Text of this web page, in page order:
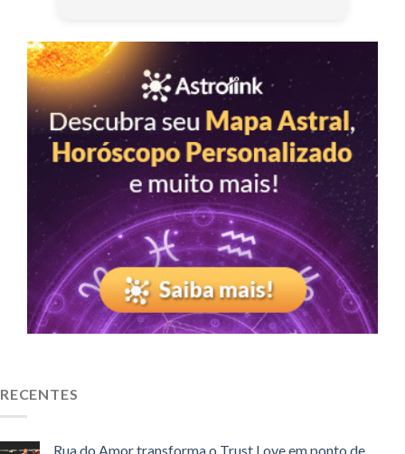
RECENTES
Rua do Amor transforma o Trust Love em ponto de